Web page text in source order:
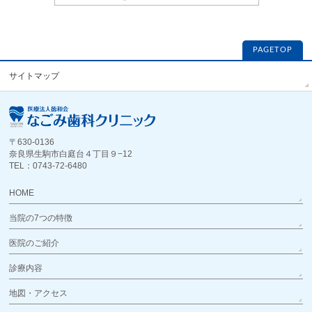
PAGETOP
サイトマップ
〒630-0136
奈良県生駒市白庭台４丁目９−12
TEL：0743-72-6480
HOME
当院の7つの特徴
医院のご紹介
診療内容
地図・アクセス